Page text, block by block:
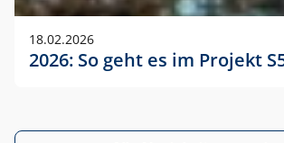
18.02.2026
2026: So geht es im Projekt